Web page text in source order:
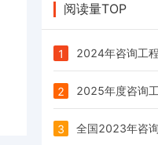
阅读量TOP
1
2
3